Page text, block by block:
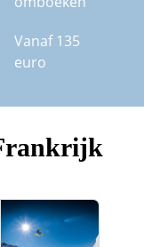
Vanaf 135
euro